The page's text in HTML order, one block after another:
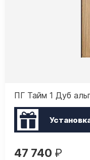
ПГ Тайм 1 Дуб
47 740 ₽